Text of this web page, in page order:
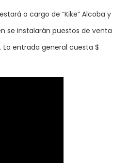
a cargo de “Kike” Alcoba y
se instalarán puestos de venta
entrada general cuesta $